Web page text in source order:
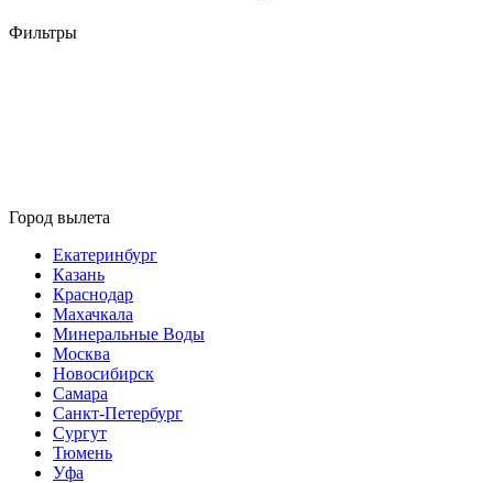
Фильтры
Город вылета
Екатеринбург
Казань
Краснодар
Махачкала
Минеральные Воды
Москва
Новосибирск
Самара
Санкт-Петербург
Сургут
Тюмень
Уфа